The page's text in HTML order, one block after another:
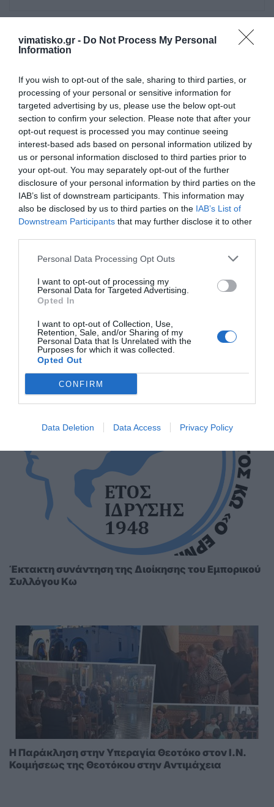
vimatisko.gr - Do Not Process My Personal
Information
If you wish to opt-out of the sale, sharing to third parties, or
processing of your personal or sensitive information for
targeted advertising by us, please use the below opt-out
section to confirm your selection. Please note that after your
opt-out request is processed you may continue seeing
interest-based ads based on personal information utilized by
us or personal information disclosed to third parties prior to
your opt-out. You may separately opt-out of the further
disclosure of your personal information by third parties on the
IAB’s list of downstream participants. This information may
also be disclosed by us to third parties on the IAB’s List of
Downstream Participants that may further disclose it to other
Personal Data Processing Opt Outs
I want to opt-out of processing my
Personal Data for Targeted Advertising.
Opted In
I want to opt-out of Collection, Use,
Retention, Sale, and/or Sharing of my
Personal Data that Is Unrelated with the
Purposes for which it was collected.
Opted Out
CONFIRM
Data Deletion Data Access Privacy Policy
Πρόσθεσε ένα σχόλιο
ΟΝΟΜΑ
ΤΙΤΛΟΣ
ΣΧΟΛΙΟ
Αποστολή
ΣΑΣ ΠΡΟΤΕΙΝΟΥΜΕ ΑΚΟΜΗ
Έκτακτη συνάντηση της Διοίκησης του Εμπορικού
Συλλόγου Κω
Η Παράκληση στην Υπεραγία Θεοτόκο στoν I.N.
Κοιμήσεως της Θεοτόκου στην Αντιμάχεια